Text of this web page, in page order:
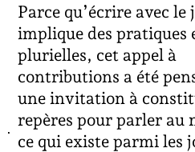
Parce qu’écrire avec le
implique des pratiques
plurielles, cet appel à
contributions a été
une invitation à
repères pour parler au
ce qui existe parmi les